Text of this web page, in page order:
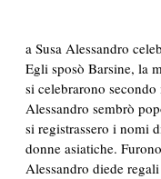
a Susa Alessandro
Egli sposò Barsine, la
si celebrarono
Alessandro sembrò
si registrassero i nomi
donne asiatiche.
Alessandro diede